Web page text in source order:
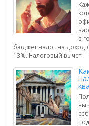
в
бюджет налог на доход
13%. Налоговый вычет